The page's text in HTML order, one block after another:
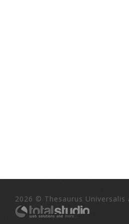
2026 © Thesaurus Universalis